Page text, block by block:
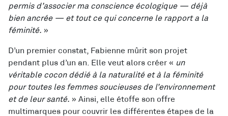
permis d’associer ma conscience écologique — déjà
bien ancrée — et tout ce qui concerne le rapport a la
féminité. »
D’un premier constat, Fabienne mûrit son projet
pendant plus d’un an. Elle veut alors créer « un
véritable cocon dédié à la naturalité et à la féminité
pour toutes les femmes soucieuses de l’environnement
et de leur santé. » Ainsi, elle étoffe son offre
multimarques pour couvrir les différentes étapes de la